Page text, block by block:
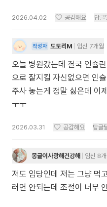
2026.04.02 공감해요 답글
작성자 도토리M 임신 7개월
오늘 병원갔는데 결국 인슐
으로 잘지킬 자신없으면 인
주사 놓는게 정말 싫은데 이
ㅜㅜ
2026.03.31 공감해요 답글
몽글이사랑해건강해 임신 8
저도 임당인데 저는 그냥 먹
러면 안되는데 조절이 너무